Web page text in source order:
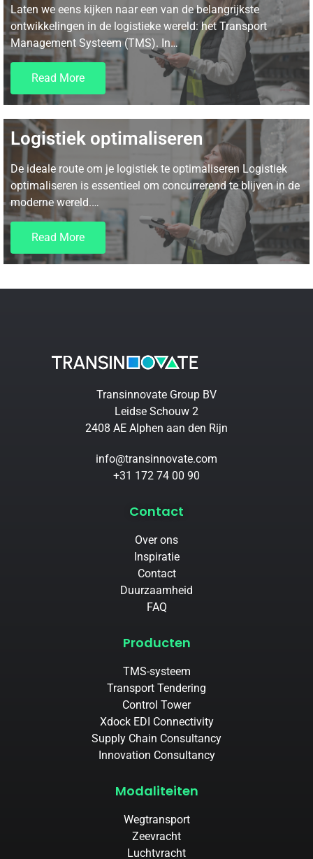
Laten we eens kijken naar een van de belangrijkste
ontwikkelingen in de logistieke wereld: het Transport
Management Systeem (TMS). In…
Read More
Logistiek optimaliseren
De ideale route om je logistiek te optimaliseren Logistiek
optimaliseren is essentieel om concurrerend te blijven in de
moderne wereld.…
Read More
Transinnovate Group BV
Leidse Schouw 2
2408 AE Alphen aan den Rijn
info@transinnovate.com
+31 172 74 00 90
Contact
Over ons
Inspiratie
Contact
Duurzaamheid
FAQ
Producten
TMS-systeem
Transport Tendering
Control Tower
Xdock EDI Connectivity
Supply Chain Consultancy
Innovation Consultancy
Modaliteiten
Wegtransport
Zeevracht
Luchtvracht